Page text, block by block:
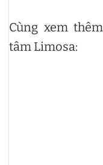
Cùng xem
tâm Limosa: